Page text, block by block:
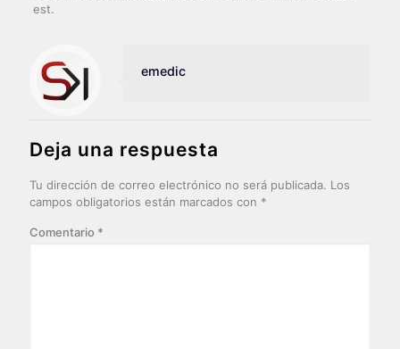
est.
emedic
Deja una respuesta
Tu dirección de correo electrónico no será publicada. Los
campos obligatorios están marcados con *
Comentario *